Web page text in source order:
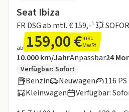
Seat Ibiza
FR DSG ab mtl. € 159,-¹ 💥
ab 159,00 €inkl.
MwSt.
Angebotsdetails:
Inklusive Laufleistung
10.000 km/JahrAnpassbar24
Zusätzliche Fahrzeuginformationen:
Verfügbar: Sofort
Benzin Neuwagen 116
Kleinwagen
Verfügbar: